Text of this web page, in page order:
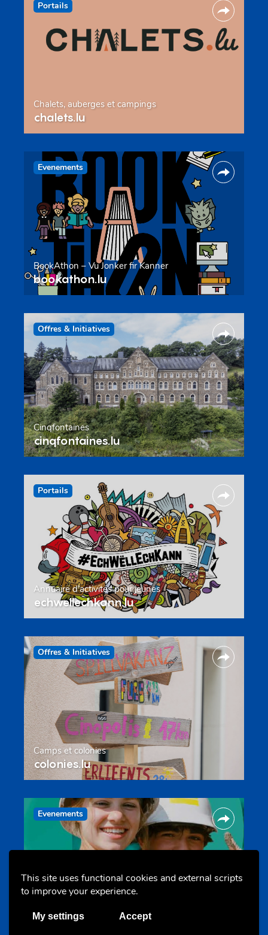
This site uses functional cookies and external scripts
to improve your experience.
My settings Accept
Portails
Chalets, auberges et campings
chalets.lu
Evenements
BookAthon – Vu Jonker fir Kanner
bookathon.lu
Offres & Initiatives
Cinqfontaines
cinqfontaines.lu
Portails
Annuaire d’activités pour jeunes
echwellechkann.lu
Offres & Initiatives
Camps et colonies
colonies.lu
Evenements
Les meilleurs projets jeunesse
jugendprais.lu